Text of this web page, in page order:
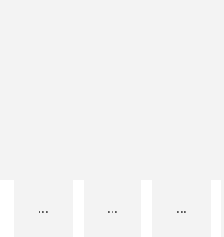
... ... ...